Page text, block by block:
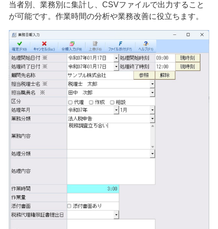
当者別、業務別に集計し、CSVファイルで出力すること
が可能です。作業時間の分析や業務改善に役立ちます。